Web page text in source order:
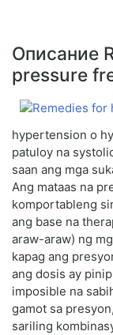
Описание
pressure
hypertension o
patuloy na
saan ang mga
Ang mataas na
komportableng
ang base na
araw-araw) ng
kapag ang
ang dosis ay
imposible na
gamot sa
sariling